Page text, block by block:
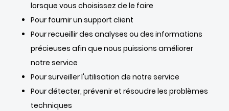
lorsque vous choisissez de le faire
Pour fournir un support client
Pour recueillir des analyses ou des informations
précieuses afin que nous puissions améliorer
notre service
Pour surveiller l'utilisation de notre service
Pour détecter, prévenir et résoudre les problèmes
techniques